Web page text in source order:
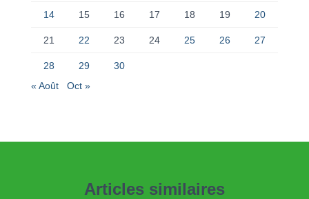
14 15 16 17 18 19 20
21 22 23 24 25 26 27
28 29
30
« Août
Oct »
Articles similaires